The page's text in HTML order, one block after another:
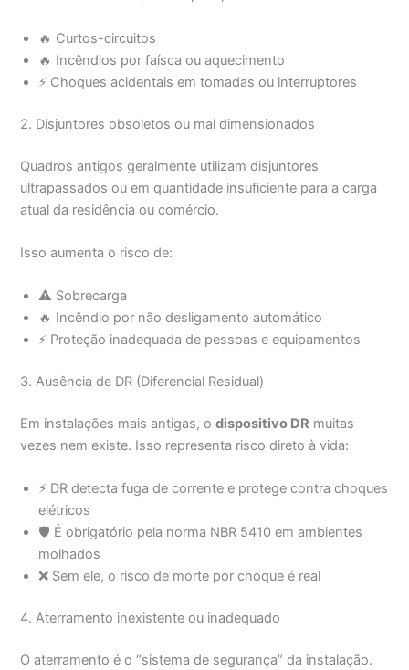
🔥 Curtos-circuitos
🔥 Incêndios por faísca ou aquecimento
⚡ Choques acidentais em tomadas ou interruptores
2. Disjuntores obsoletos ou mal dimensionados
Quadros antigos geralmente utilizam disjuntores
ultrapassados ou em quantidade insuficiente para a carga
atual da residência ou comércio.
Isso aumenta o risco de:
⚠️ Sobrecarga
🔥 Incêndio por não desligamento automático
⚡ Proteção inadequada de pessoas e equipamentos
3. Ausência de DR (Diferencial Residual)
Em instalações mais antigas, odispositivo DR muitas
vezes nem existe. Isso representa risco direto à vida:
⚡ DR detecta fuga de corrente e protege contra choques
elétricos
🛡️ É obrigatório pela norma NBR 5410 em ambientes
molhados
❌ Sem ele, o risco de morte por choque é real
4. Aterramento inexistente ou inadequado
O aterramento é o “sistema de segurança” da instalação.